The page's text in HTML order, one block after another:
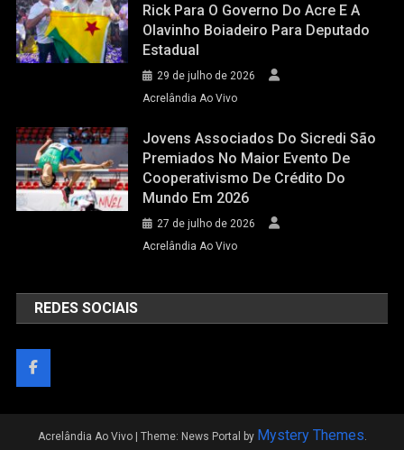
Rick Para O Governo Do Acre E A
Olavinho Boiadeiro Para Deputado
Estadual
29 de julho de 2026
Acrelândia Ao Vivo
Jovens Associados Do Sicredi São
Premiados No Maior Evento De
Cooperativismo De Crédito Do
Mundo Em 2026
27 de julho de 2026
Acrelândia Ao Vivo
REDES SOCIAIS
Acrelândia Ao Vivo Theme: News Portal by Mystery Themes.